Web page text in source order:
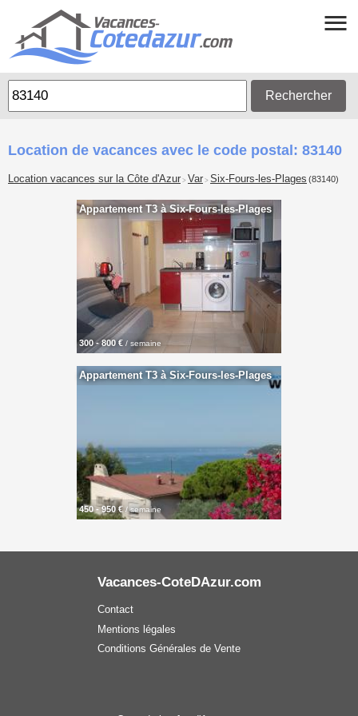
Rechercher
Location de vacances avec le code postal: 83140
Location vacances sur la Côte d'Azur > Var > Six-Fours-les-Plages (83140)
Appartement T3 à Six-Fours-les-Plages
300 - 800 € / semaine
Appartement T3 à Six-Fours-les-Plages
450 - 950 € / semaine
Vacances-CoteDAzur.com
Contact
Mentions légales
Conditions Générales de Vente